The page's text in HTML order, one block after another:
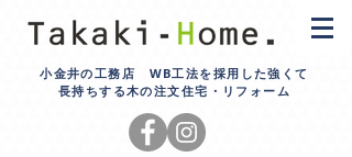
小金井の工務店 WB工法を採用した強くて
長持ちする木の注文住宅・リフォーム